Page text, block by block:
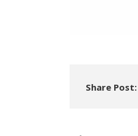
Share Post: